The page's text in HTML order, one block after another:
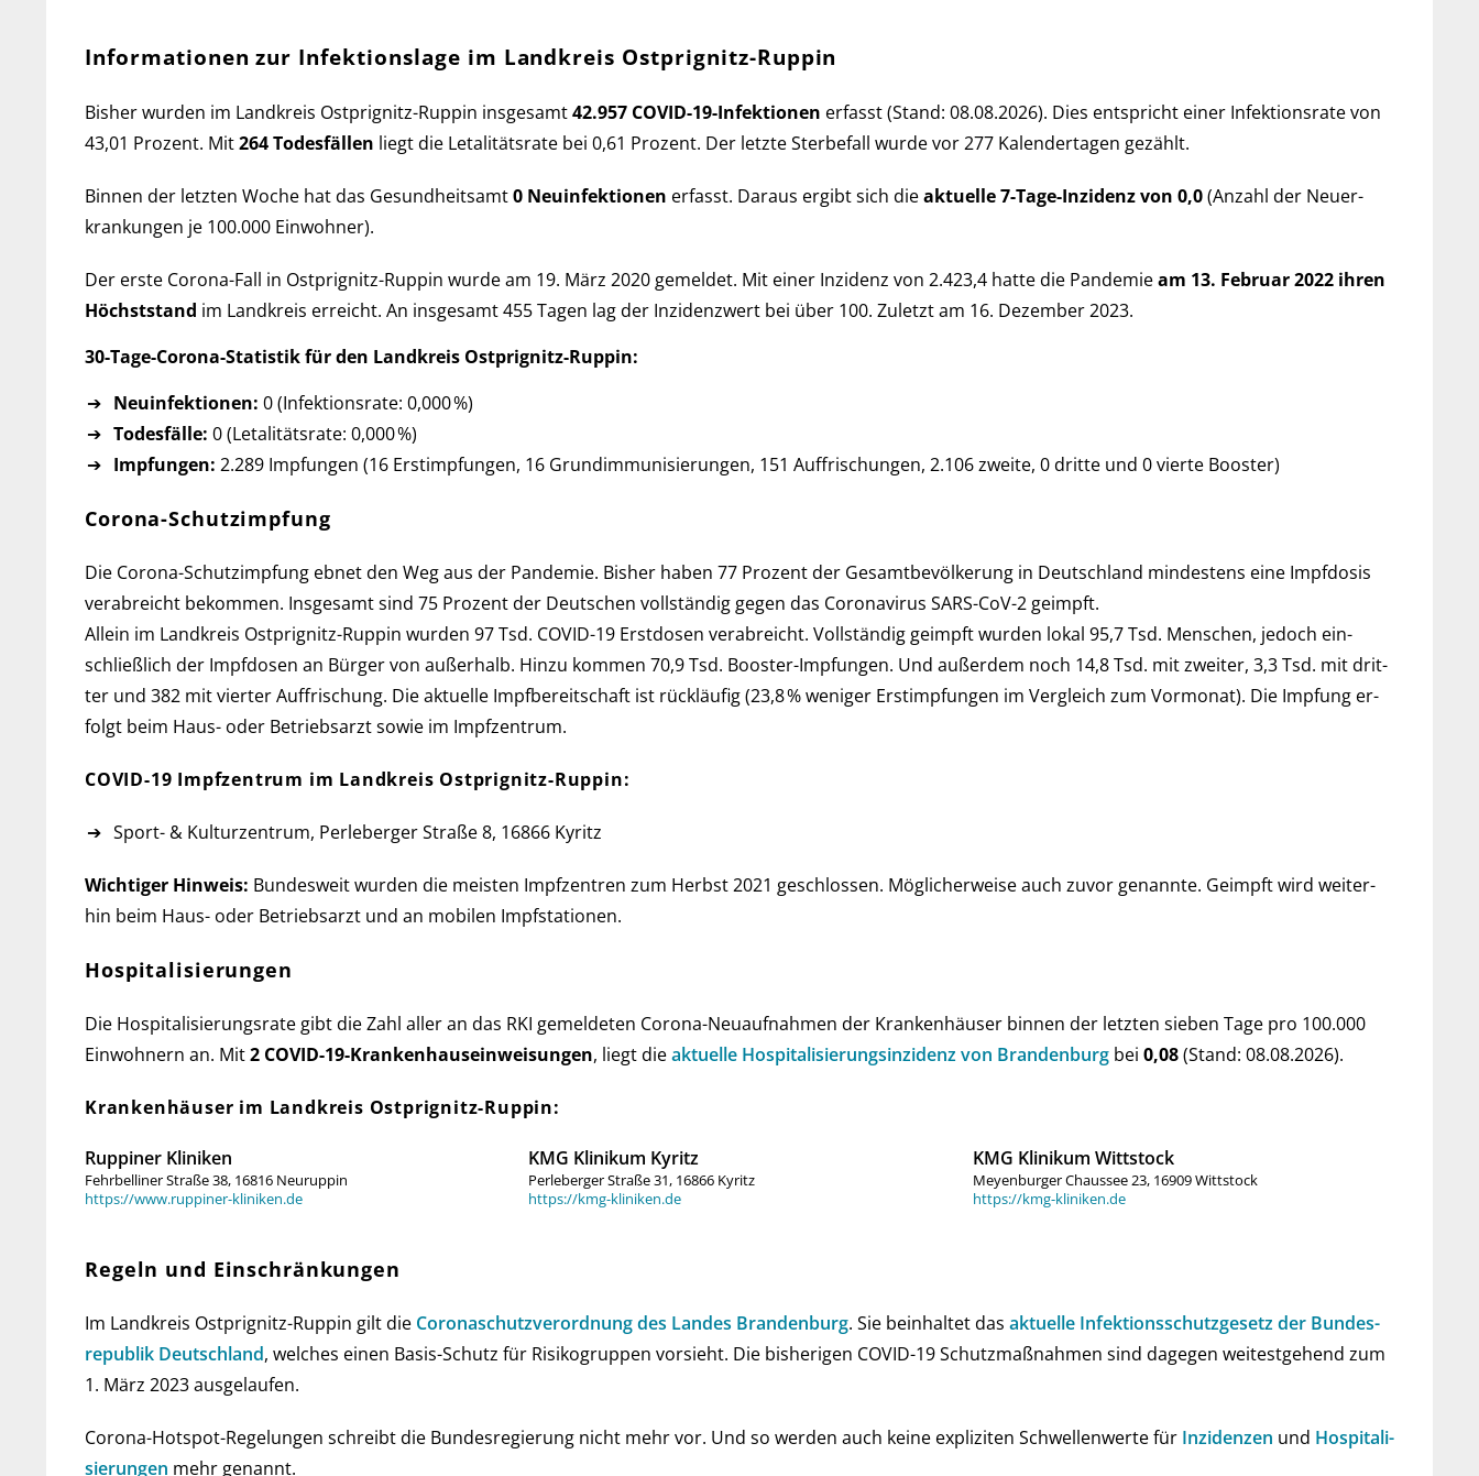
Informationen zur Infektionslage im Landkreis Ostprignitz-Ruppin
Bisher wurden im Landkreis Ostprignitz-Ruppin ins­ge­samt42.957 COVID-19-Infek­tio­nen er­fasst (Stand: 08.08.2026). Dies ent­spricht einer Infek­tions­rate von
43,01 Pro­zent. Mit264 Todes­fällen liegt die Let­a­li­täts­rate bei 0,61 Pro­zent. Der letzte Sterbe­fall wurde vor 277 Kalender­tagen gezählt.
Binnen der letzten Woche hat das Ge­sund­heits­amt0 Neu­in­fek­tio­nen er­fasst. Daraus er­gibt sich dieaktu­elle 7-Tage-Inzi­denz von 0,0(An­zahl der Neu­er­
kran­kun­gen je 100.000 Ein­wohner).
Der erste Corona-Fall in Ostprignitz-Ruppin wurde am 19. März 2020 ge­mel­det. Mit einer Inzi­denz von 2.423,4 hatte die Pan­de­mieam 13. Februar 2022 ihren
Höchst­stand im Landkreis er­reicht. An ins­ge­samt 455 Tagen lag der Inzi­denz­wert bei über 100. Zu­letzt am 16. Dezember 2023.
30-Tage-Corona-Statistik für den Landkreis Ostprignitz-Ruppin:
Neuinfektionen: 0 (Infektionsrate: 0,000 %)
Todesfälle: 0 (Letalitätsrate: 0,000 %)
Impfungen: 2.289 Impfungen (16 Erst­imp­fun­gen, 16 Grund­im­mu­ni­sie­run­gen, 151 Auf­fri­schun­gen, 2.106 zweite, 0 dritte und 0 vierte Booster)
Corona-Schutzimpfung
Die Corona-Schutzimpfung ebnet den Weg aus der Pan­de­mie. Bis­her haben 77 Pro­zent der Ge­samt­be­völ­ke­rung in Deutsch­land min­des­tens eine Impf­dosis
ver­ab­reicht be­kommen. Ins­ge­samt sind 75 Pro­zent der Deutschen voll­stän­dig gegen das Corona­virus SARS-CoV-2 geimpft.
Allein im Landkreis Ostprignitz-Ruppin wur­den 97 Tsd. COVID-19 Erst­dosen verabreicht. Voll­stän­dig ge­impft wurden lokal 95,7 Tsd. Men­schen, je­doch ein­
schließ­lich der Impf­do­sen an Bür­ger von außerhalb. Hinzu kommen 70,9 Tsd. Booster-Impfungen. Und außer­dem noch 14,8 Tsd. mit zwei­ter, 3,3 Tsd. mit drit­
ter und 382 mit vier­ter Auf­frischung. Die aktu­elle Impf­be­reit­schaft ist rückläufig (23,8 % weni­ger Erst­imp­fun­gen im Ver­gleich zum Vor­mo­nat). Die Imp­fung er­
folgt beim Haus- oder Betriebs­arzt so­wie im Impfzentrum.
COVID-19 Impfzentrum im Landkreis Ostprignitz-Ruppin:
Sport- & Kulturzentrum, Perleberger Straße 8, 16866 Kyritz
Wichtiger Hinweis: Bundesweit wurden die meisten Impf­zen­tren zum Herbst 2021 ge­schlos­sen. Mög­licher­weise auch zu­vor ge­nannte. Ge­impft wird weiter­
hin beim Haus- oder Betriebs­arzt und an mobilen Impf­stationen.
Hospitalisierungen
Die Hospitalisierungsrate gibt die Zahl aller an das RKI ge­mel­de­ten Corona-Neu­auf­nah­men der Kran­ken­häu­ser bin­nen der letz­ten sie­ben Tage pro 100.000
Ein­woh­nern an. Mit2 COVID-19-Kranken­haus­ein­weisun­gen, liegt dieaktu­elle Hos­pi­ta­li­sie­rungs­in­zi­denz von Bran­den­burg bei 0,08(Stand: 08.08.2026).
Krankenhäuser im Landkreis Ostprignitz-Ruppin:
Ruppiner Kliniken
Fehrbelliner Straße 38, 16816 Neuruppin
https://www.ruppiner-kliniken.de
KMG Klinikum Kyritz
Perleberger Straße 31, 16866 Kyritz
https://kmg-kliniken.de
KMG Klinikum Wittstock
Meyenburger Chaussee 23, 16909 Wittstock
https://kmg-kliniken.de
Regeln und Einschränkungen
Im Landkreis Ostprignitz-Ruppin gilt die Corona­schutz­ver­ord­nung des Landes Bran­den­burg. Sie be­in­hal­tet das aktu­elle Infe­ktions­schutz­ge­setz der Bun­des­
re­pub­lik Deutsch­land, wel­ches einen Basis-Schutz für Risi­ko­grup­pen vor­sieht. Die bis­he­ri­gen COVID-19 Schutz­maß­nah­men sind da­ge­gen wei­test­gehend zum
1. März 2023 ausgelaufen.
Corona-Hot­spot-Regelungen schreibt die Bun­des­re­gie­rung nicht mehr vor. Und so wer­den auch keine ex­pli­zi­ten Schwel­len­werte für Inzi­den­zen und Hos­pi­ta­li­
sie­run­gen mehr genannt.